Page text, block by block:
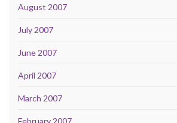
August 2007
July 2007
June 2007
April 2007
March 2007